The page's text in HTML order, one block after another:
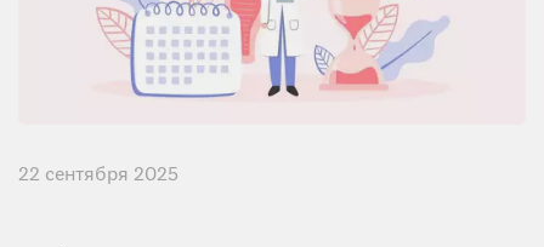
22 сентября 2025